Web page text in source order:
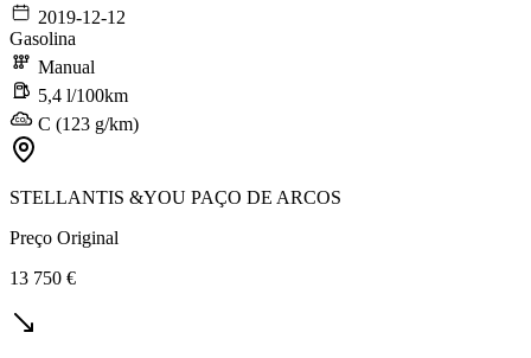
2019-12-12
Gasolina
Manual
5,4 l/100km
C (123 g/km)
STELLANTIS &YOU PAÇO DE ARCOS
Preço Original
13 750 €